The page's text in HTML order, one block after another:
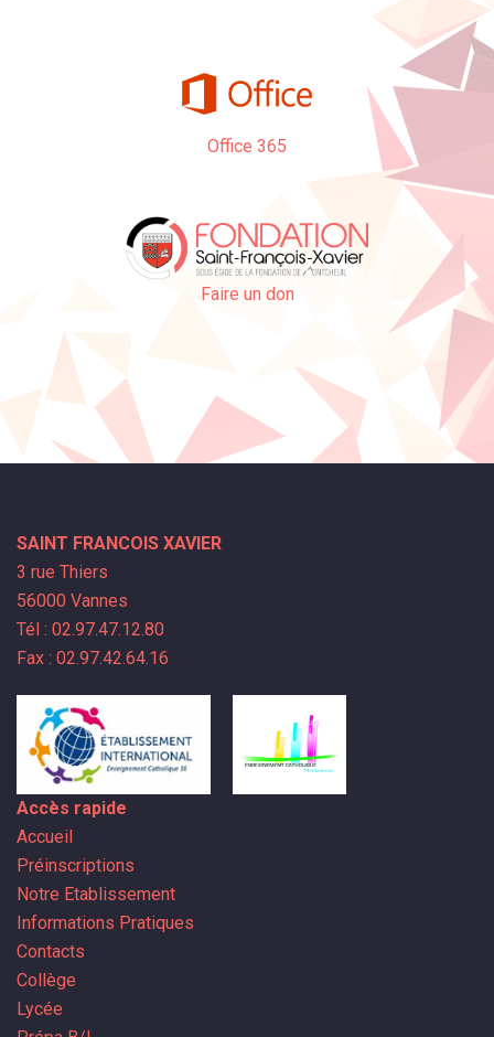
Office 365
Faire un don
SAINT FRANCOIS XAVIER
3 rue Thiers
56000 Vannes
Tél : 02.97.47.12.80
Fax : 02.97.42.64.16
Accès rapide
Accueil
Préinscriptions
Notre Etablissement
Informations Pratiques
Contacts
Collège
Lycée